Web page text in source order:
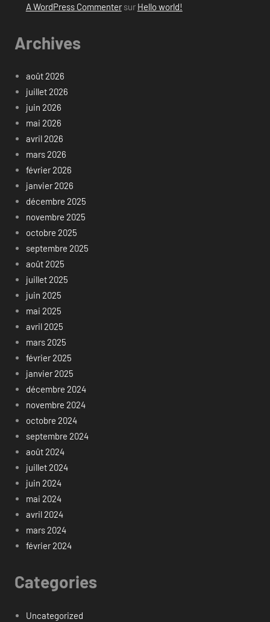
A WordPress Commentersur Hello world!
Archives
août 2026
juillet 2026
juin 2026
mai 2026
avril 2026
mars 2026
février 2026
janvier 2026
décembre 2025
novembre 2025
octobre 2025
septembre 2025
août 2025
juillet 2025
juin 2025
mai 2025
avril 2025
mars 2025
février 2025
janvier 2025
décembre 2024
novembre 2024
octobre 2024
septembre 2024
août 2024
juillet 2024
juin 2024
mai 2024
avril 2024
mars 2024
février 2024
Categories
Uncategorized